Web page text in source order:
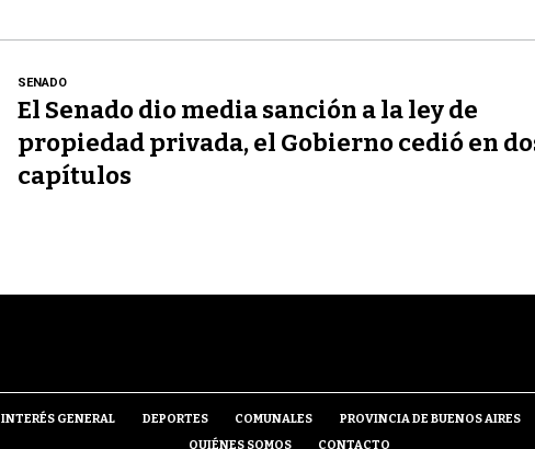
SENADO
El Senado dio media sanción a la ley de
propiedad privada, el Gobierno cedió en
capítulos
INTERÉS GENERAL DEPORTES COMUNALES PROVINCIA DE BUENOS AIRES
QUIÉNES SOMOS
CONTACTO